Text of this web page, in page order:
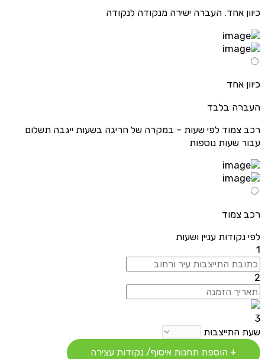
כיוון אחד. העברה ישירה מנקודה לנקודה
כיוון אחד
העברה בלבד
רכב צמוד לפי שעות – במקרה של חריגה בשעות ייגבה תשלום
עבור שעות נוספות
רכב צמוד
לפי נקודות עניין ושעות
1
2
3
שעת התייצבות
+ הוספת תחנות איסוף/ נקודות עצירה